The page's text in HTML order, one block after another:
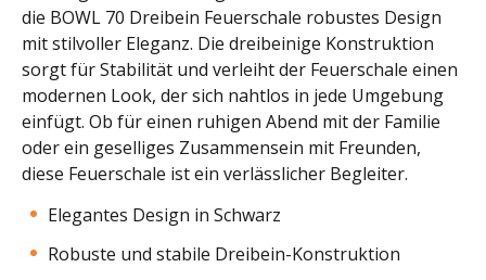
die BOWL 70 Dreibein Feuerschale robustes Design
mit stilvoller Eleganz. Die dreibeinige Konstruktion
sorgt für Stabilität und verleiht der Feuerschale einen
modernen Look, der sich nahtlos in jede Umgebung
einfügt. Ob für einen ruhigen Abend mit der Familie
oder ein geselliges Zusammensein mit Freunden,
diese Feuerschale ist ein verlässlicher Begleiter.
Elegantes Design in Schwarz
Robuste und stabile Dreibein-Konstruktion